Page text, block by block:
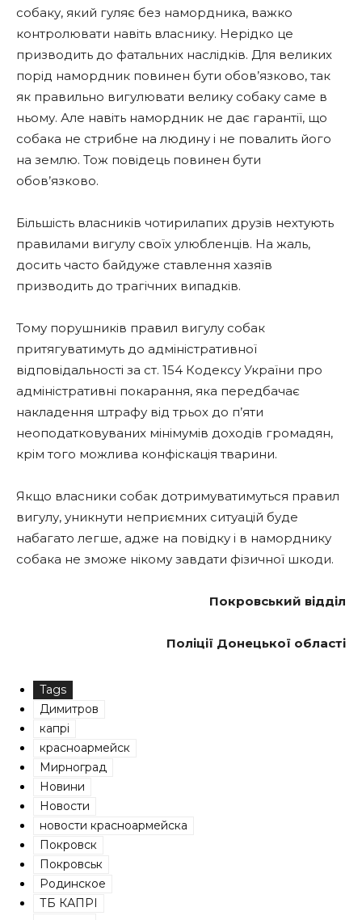
собаку, який гуляє без намордника, важко
контролювати навіть власнику. Нерідко це
призводить до фатальних наслідків. Для великих
порід намордник повинен бути обов’язково, так
як правильно вигулювати велику собаку саме в
ньому. Але навіть намордник не дає гарантії, що
собака не стрибне на людину і не повалить його
на землю. Тож повідець повинен бути
обов’язково.
Більшість власників чотирилапих друзів нехтують
правилами вигулу своїх улюбленців. На жаль,
досить часто байдуже ставлення хазяїв
призводить до трагічних випадків.
Тому порушників правил вигулу собак
притягуватимуть до адміністративної
відповідальності за ст. 154 Кодексу України про
адміністративні покарання, яка передбачає
накладення штрафу від трьох до п’яти
неоподатковуваних мінімумів доходів громадян,
крім того можлива конфіскація тварини.
Якщо власники собак дотримуватимуться правил
вигулу, уникнути неприємних ситуацій буде
набагато легше, адже на повідку і в наморднику
собака не зможе нікому завдати фізичної шкоди.
Покровський відділ
Поліції Донецької області
Tags
Димитров
капрі
красноармейск
Мирноград
Новини
Новости
новости красноармейска
Покровск
Покровськ
Родинское
ТБ КАПРІ